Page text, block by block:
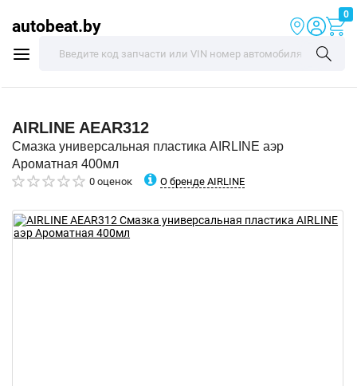
autobeat.by
0
AIRLINE AEAR312
Смазка универсальная пластика AIRLINE аэр
Ароматная 400мл
0 оценок О бренде AIRLINE